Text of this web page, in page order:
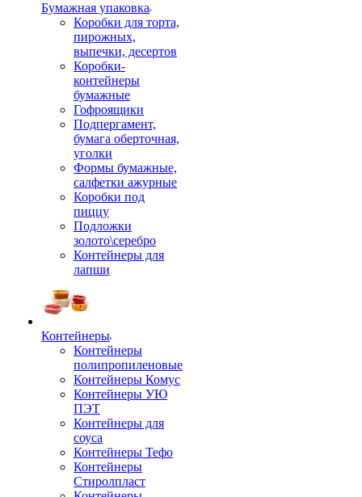
Бумажная упаковка
Коробки для торта,
пирожных,
выпечки, десертов
Коробки-
контейнеры
бумажные
Гофроящики
Подпергамент,
бумага оберточная,
уголки
Формы бумажные,
салфетки ажурные
Коробки под
пиццу
Подложки
золото\серебро
Контейнеры для
лапши
Контейнеры
Контейнеры
полипропиленовые
Контейнеры Комус
Контейнеры УЮ
ПЭТ
Контейнеры для
соуса
Контейнеры Тефо
Контейнеры
Стиролпласт